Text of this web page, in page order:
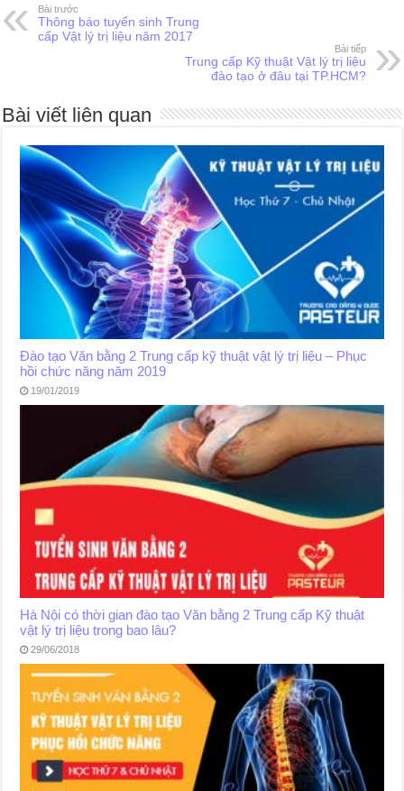
Bài trước
Thông báo tuyển sinh Trung
cấp Vật lý trị liệu năm 2017
Bài tiếp
Trung cấp Kỹ thuật Vật lý trị liệu
đào tạo ở đâu tại TP.HCM?
Bài viết liên quan
Đào tạo Văn bằng 2 Trung cấp kỹ thuật vật lý trị liệu – Phục
hồi chức năng năm 2019
19/01/2019
Hà Nội có thời gian đào tạo Văn bằng 2 Trung cấp Kỹ thuật
vật lý trị liệu trong bao lâu?
29/06/2018